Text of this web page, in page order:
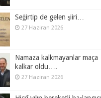
Seğirtip de gelen şiiri…
27 Haziran 2026
Namaza kalkmayanlar maça
kalkar oldu….
27 Haziran 2026